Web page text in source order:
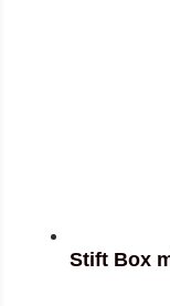
Stift Box